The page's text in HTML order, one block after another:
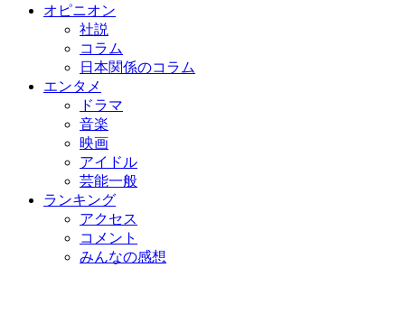
オピニオン
社説
コラム
日本関係のコラム
エンタメ
ドラマ
音楽
映画
アイドル
芸能一般
ランキング
アクセス
コメント
みんなの感想